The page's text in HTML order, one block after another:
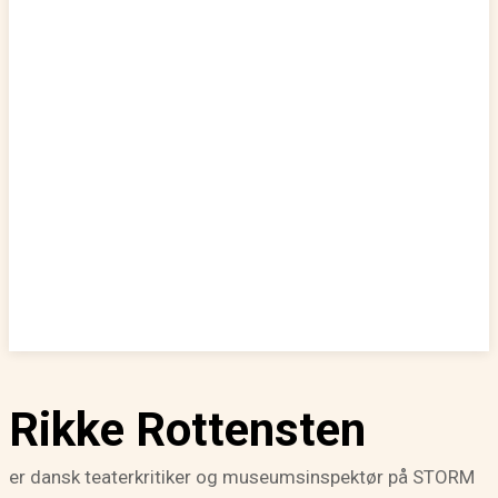
Rikke Rottensten
er dansk teaterkritiker og museumsinspektør på STORM